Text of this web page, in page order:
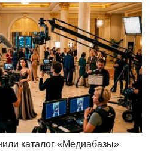
каталог «Медиабазы»